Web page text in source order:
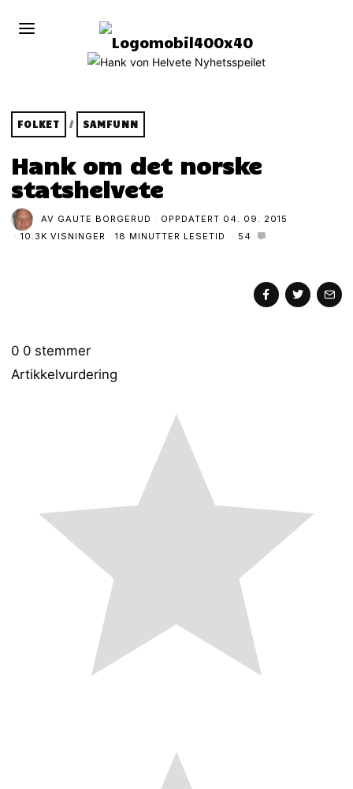
FOLKET / SAMFUNN
Hank om det norske
statshelvete
AV GAUTE BORGERUD OPPDATERT 04. 09. 2015
10.3K VISNINGER
18 MINUTTER LESETID 54
0 0 stemmer
Artikkelvurdering